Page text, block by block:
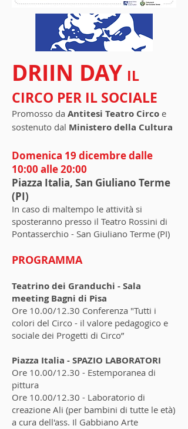
DRIIN DAY IL
CIRCO PER IL SOCIALE
Promosso da Antitesi Teatro Circo e
sostenuto dal Ministero della Cultura
Domenica 19 dicembre dalle
10:00 alle 20:00
Piazza Italia, San Giuliano Terme
(PI)
In caso di maltempo le attività si
sposteranno presso il Teatro Rossini di
Pontasserchio - San Giuliano Terme (PI)
PROGRAMMA
Teatrino dei Granduchi - Sala
meeting Bagni di Pisa
Ore 10.00/12.30 Conferenza "Tutti i
colori del Circo - il valore pedagogico e
sociale dei Progetti di Circo”
Piazza Italia - SPAZIO LABORATORI
Ore 10.00/12.30 - Estemporanea di
pittura
Ore 10.00/12.30 - Laboratorio di
creazione Ali (per bambini di tutte le età)
a cura dell'ass. Il Gabbiano Arte